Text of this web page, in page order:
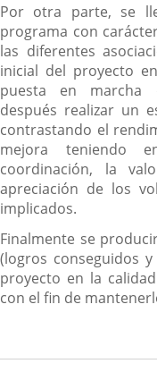
Por otra parte, se
programa con
las diferentes
inicial del proyecto
puesta en marcha
después realizar un
contrastando el
mejora teniendo
coordinación, la
apreciación de los
implicados.
Finalmente se
(logros conseguidos
proyecto en la
con el fin de